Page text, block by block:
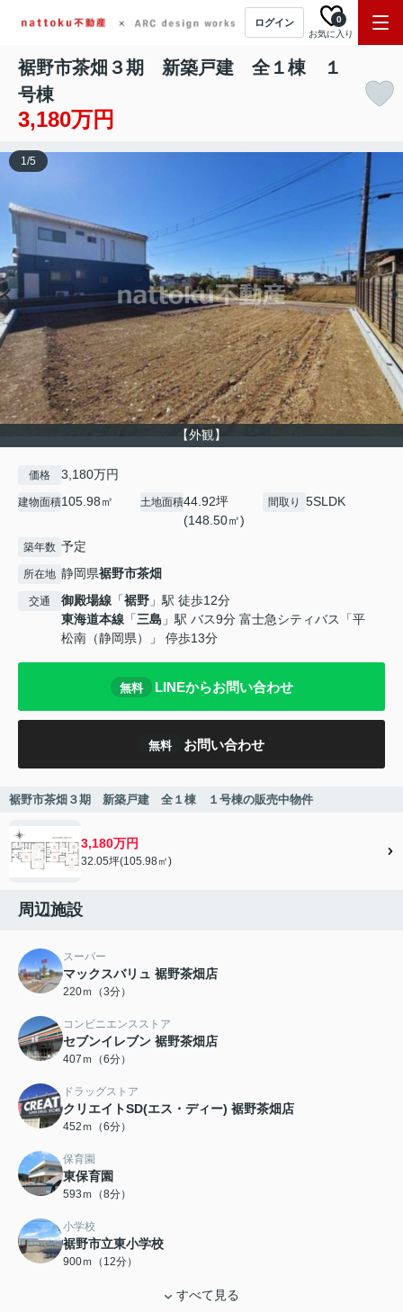
ログイン
お気に入り
0
裾野市茶畑３期 新築戸建 全１棟 １
号棟
3,180万円
【外観】
1/5
価格 3,180万円
建物面積105.98㎡ 土地面積44.92坪
(148.50㎡)
間取り 5SLDK
築年数 予定
所在地 静岡県裾野市茶畑
交通 御殿場線 「裾野 」駅 徒歩12分
東海道本線 「三島 」駅 バス9分 富士急シティバス「平
松南（静岡県）」 停歩13分
無料 LINEからお問い合わせ
無料 お問い合わせ
裾野市茶畑３期 新築戸建 全１棟 １号棟の販売中物件
3,180万円
32.05坪(105.98㎡)
周辺施設
スーパー
マックスバリュ 裾野茶畑店
220ｍ（3分）
コンビニエンスストア
セブンイレブン 裾野茶畑店
407ｍ（6分）
ドラッグストア
クリエイトSD(エス・ディー) 裾野茶畑店
452ｍ（6分）
保育園
東保育園
593ｍ（8分）
小学校
裾野市立東小学校
900ｍ（12分）
すべて見る